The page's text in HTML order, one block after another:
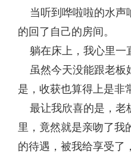
当听到哗啦啦的水声
的回了自己的房间。
躺在床上，我心里一
虽然今天没能跟老板
是，收获也算得上是非
最让我欣喜的是，老
里，竟然就是亲吻了我
的待遇，被我给享受了